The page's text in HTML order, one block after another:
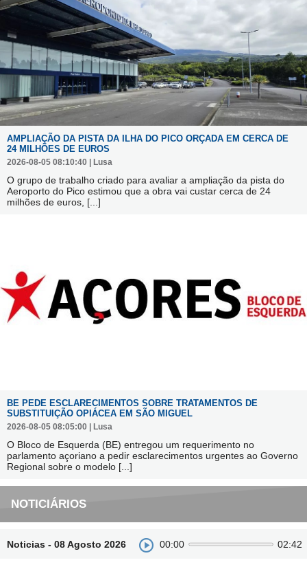
AMPLIAÇÃO DA PISTA DA ILHA DO PICO ORÇADA EM CERCA DE
24 MILHÕES DE EUROS
2026-08-05 08:10:40 | Lusa
O grupo de trabalho criado para avaliar a ampliação da pista do
Aeroporto do Pico estimou que a obra vai custar cerca de 24
milhões de euros, [...]
BE PEDE ESCLARECIMENTOS SOBRE TRATAMENTOS DE
SUBSTITUIÇÃO OPIÁCEA EM SÃO MIGUEL
2026-08-05 08:05:00 | Lusa
O Bloco de Esquerda (BE) entregou um requerimento no
parlamento açoriano a pedir esclarecimentos urgentes ao Governo
Regional sobre o modelo [...]
NOTICIÁRIOS
Noticias - 08 Agosto 2026 00:00 02:42